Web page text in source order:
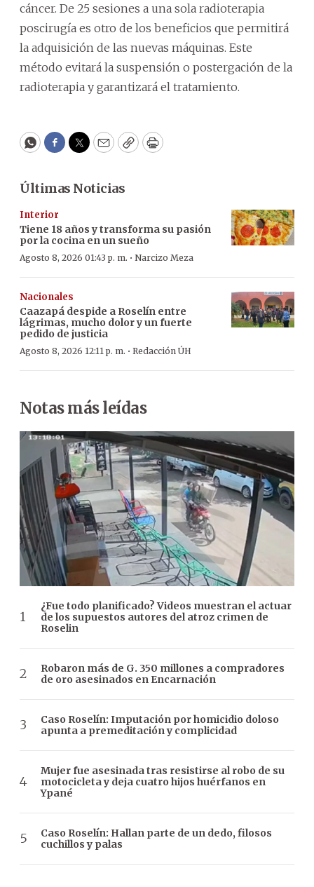
cáncer. De 25 sesiones a una sola radioterapia
poscirugía es otro de los beneficios que permitirá
la adquisición de las nuevas máquinas. Este
método evitará la suspensión o postergación de la
radioterapia y garantizará el tratamiento.
WhatsApp
Facebook
Twitter
EmailCopyPrint
Últimas Noticias
Interior
Tiene 18 años y transforma su pasión
por la cocina en un sueño
Agosto 8, 2026 01:43 p. m. · Narcizo Meza
Nacionales
Caazapá despide a Roselín entre
lágrimas, mucho dolor y un fuerte
pedido de justicia
Agosto 8, 2026 12:11 p. m. · Redacción ÚH
Notas más leídas
¿Fue todo planificado? Videos muestran el actuar
de los supuestos autores del atroz crimen de
Roselin
Robaron más de G. 350 millones a compradores
de oro asesinados en Encarnación
Caso Roselín: Imputación por homicidio doloso
apunta a premeditación y complicidad
Mujer fue asesinada tras resistirse al robo de su
motocicleta y deja cuatro hijos huérfanos en
Ypané
Caso Roselín: Hallan parte de un dedo, filosos
cuchillos y palas